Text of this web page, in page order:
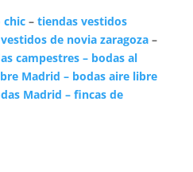
chic– tiendas vestidos
de novia zaragoza–
campestres – bodas al
Madrid – bodas aire libre
Madrid – fincas de